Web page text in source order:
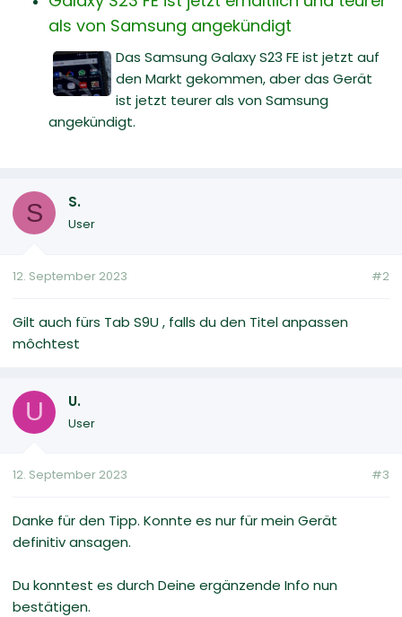
als von Samsung angekündigt
Das Samsung Galaxy S23 FE ist jetzt auf
den Markt gekommen, aber das Gerät
ist jetzt teurer als von Samsung
angekündigt.
S S.
User
12. September 2023 #2
Gilt auch fürs Tab S9U , falls du den Titel anpassen
môchtest
U U.
User
12. September 2023 #3
Danke für den Tipp. Konnte es nur für mein Gerät
definitiv ansagen.
Du konntest es durch Deine ergänzende Info nun
bestätigen.